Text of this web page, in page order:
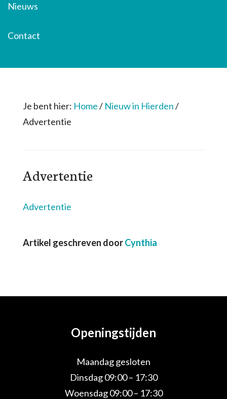
Nieuws
Contact
Je bent hier: Home/ Nieuw in Hierden/
Advertentie
Advertentie
Advertentie
Artikel geschreven doorCynthia
Openingstijden
Maandag gesloten
Dinsdag 09:00 – 17:30
Woensdag 09:00 – 17:30